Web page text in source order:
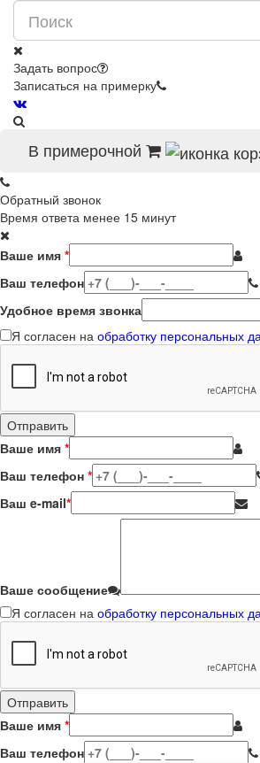
Задать вопрос
Записаться на примерку
В примерочной
Обратный звонок
Время ответа менее 15 минут
Ваше имя *
Ваш телефон
Удобное время звонка
Я согласен на обработку персональных
Ваше имя *
Ваш телефон *
Ваш e-mail*
Ваше сообщение
Я согласен на обработку персональных
Ваше имя *
Ваш телефон